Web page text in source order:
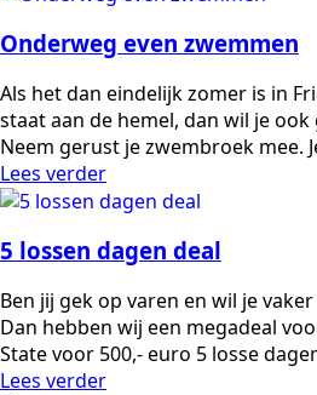
Onderweg even zwemmen
Als het dan eindelijk zomer is in
staat aan de hemel, dan wil je
Neem gerust je zwembroek mee.
Lees verder
5 lossen dagen deal
Ben jij gek op varen en wil je
Dan hebben wij een megadeal
State voor 500,- euro 5 losse
Lees verder